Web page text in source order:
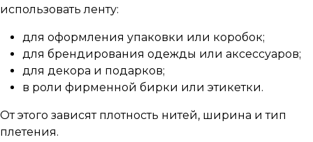
использовать ленту:
для оформления упаковки или коробок;
для брендирования одежды или аксессуаров;
для декора и подарков;
в роли фирменной бирки или этикетки.
От этого зависят плотность нитей, ширина и тип
плетения.